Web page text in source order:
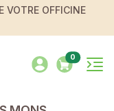
VOTRE OFFICINE
0